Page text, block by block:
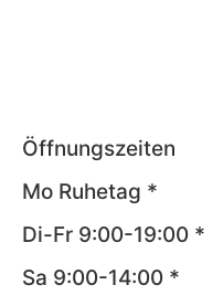
Öffnungszeiten
Mo Ruhetag *
Di-Fr 9:00-19:00 *
Sa 9:00-14:00 *